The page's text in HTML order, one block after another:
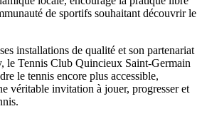
de sportifs souhaitant découvrir le
installations de qualité et son partenariat
le Tennis Club Quincieux Saint-Germain
le tennis encore plus accessible,
véritable invitation à jouer, progresser et